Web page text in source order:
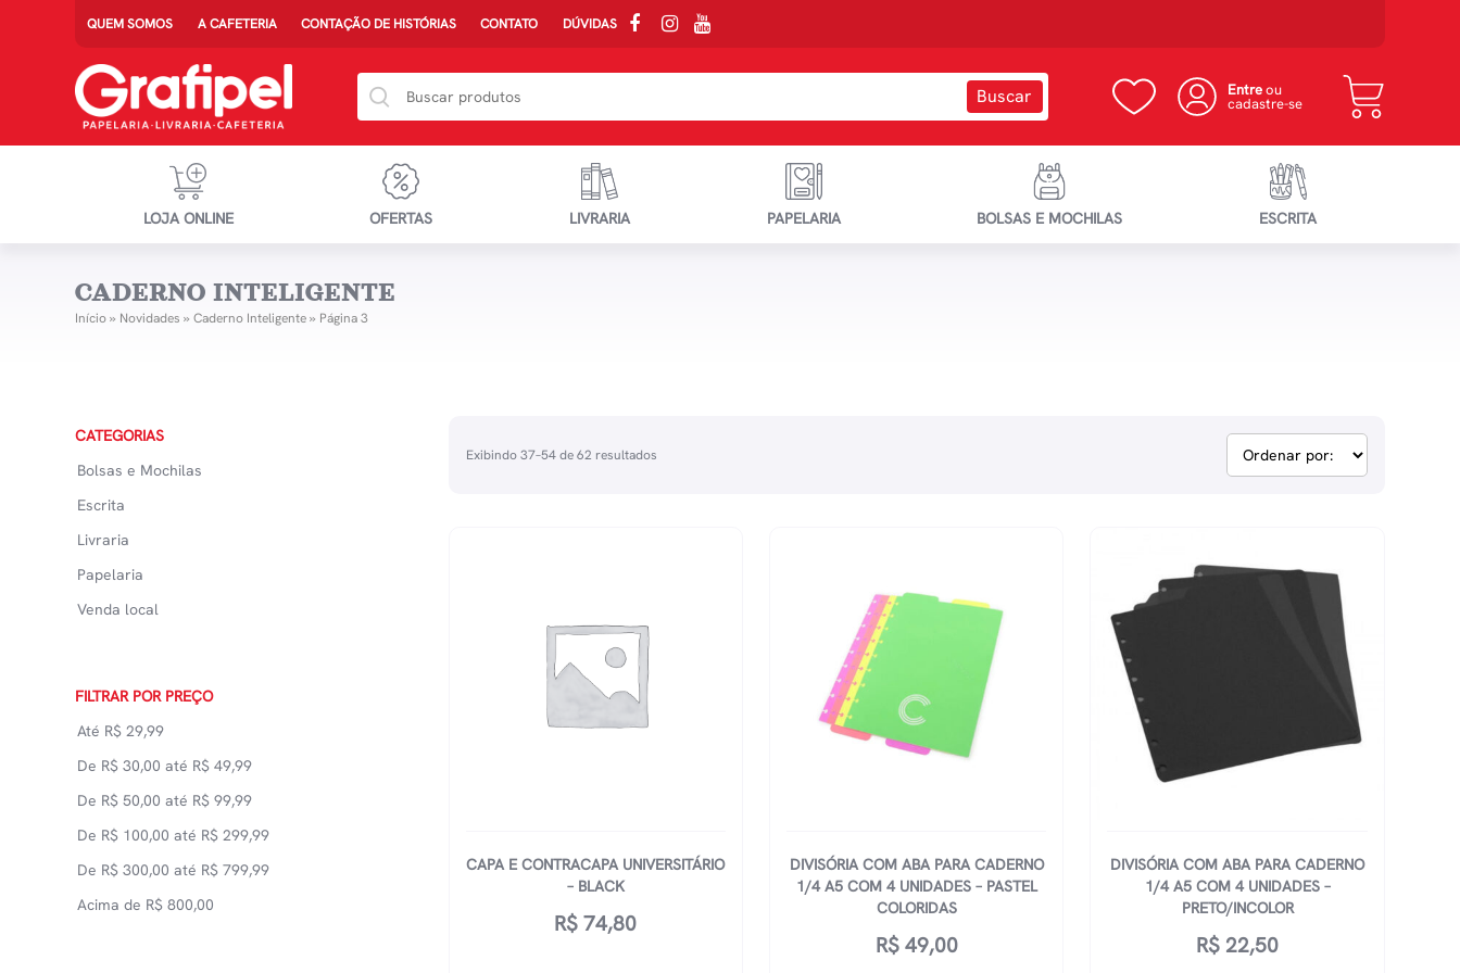
QUEM SOMOS A CAFETERIA CONTAÇÃO DE HISTÓRIAS CONTATO DÚVIDAS
Entreou
cadastre-se
LOJA ONLINE OFERTAS LIVRARIA PAPELARIA BOLSAS E MOCHILAS ESCRITA
CADERNO INTELIGENTE
Início» Novidades » Caderno Inteligente» Página 3
CATEGORIAS
Bolsas e Mochilas
Escrita
Livraria
Papelaria
Venda local
FILTRAR POR PREÇO
Até R$ 29,99
De R$ 30,00 até R$ 49,99
De R$ 50,00 até R$ 99,99
De R$ 100,00 até R$ 299,99
De R$ 300,00 até R$ 799,99
Acima de R$ 800,00
Exibindo 37–54 de 62 resultados
CAPA E CONTRACAPA UNIVERSITÁRIO
– BLACK
R$ 74,80
DIVISÓRIA COM ABA PARA CADERNO
1/4 A5 COM 4 UNIDADES – PASTEL
COLORIDAS
R$49,00
DIVISÓRIA COM ABA PARA CADERNO
1/4 A5 COM 4 UNIDADES –
PRETO/INCOLOR
R$ 22,50